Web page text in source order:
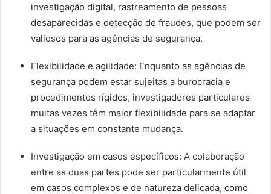
investigação digital, rastreamento de pessoas
desaparecidas e detecção de fraudes, que podem ser
valiosos para as agências de segurança.
Flexibilidade e agilidade: Enquanto as agências de
segurança podem estar sujeitas a burocracia e
procedimentos rígidos, investigadores particulares
muitas vezes têm maior flexibilidade para se adaptar
a situações em constante mudança.
Investigação em casos específicos: A colaboração
entre as duas partes pode ser particularmente útil
em casos complexos e de natureza delicada, como